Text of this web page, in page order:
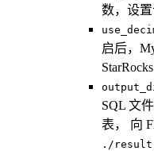
数，设置
启后，
SQL 文
表， 向
./result